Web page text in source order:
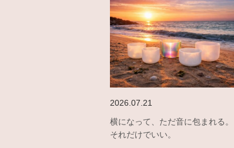
2026.07.21
横になって、ただ音に包まれる。
それだけでいい。